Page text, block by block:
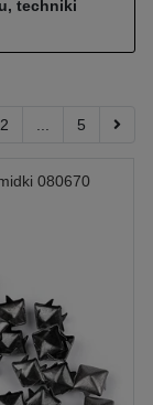
techniki
2 5
080670